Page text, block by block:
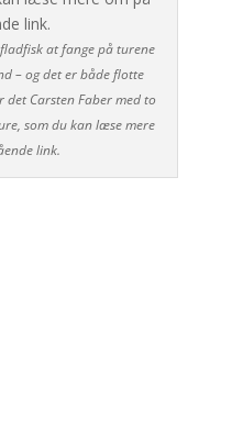
at fange på turene
– og det er både flotte
Carsten Faber med to
som du kan læse mere
link.